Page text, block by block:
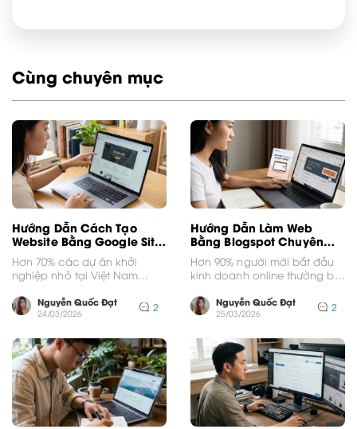
Cùng chuyên mục
Hướng Dẫn Cách Tạo
Website Bằng Google Site
Chuyên Nghiệp
Hơn 70% các dự án khởi
nghiệp nhỏ tại Việt Nam
thương...Nguyễn Quốc Đạt
24/03/2026 2
Hướng Dẫn Làm Web
Bằng Blogspot Chuyên
Nghiệp Cho Người Mới
Hơn 90% người mới bắt đầu
kinh doanh online thường bỏ
đầu tiên...Nguyễn Quốc Đạt
25/03/2026 2